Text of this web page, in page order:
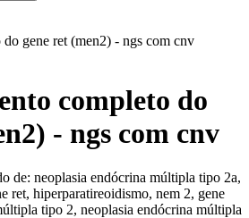
gene ret (men2) - ngs com cnv
completo do
- ngs com cnv
de: neoplasia endócrina múltipla tipo 2a,
ret, hiperparatireoidismo, nem 2, gene
tipo 2, neoplasia endócrina múltipla